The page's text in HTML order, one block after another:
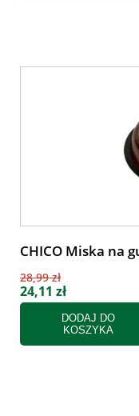
CHICO Miska na
28,99 zł
24,11 zł
DODAJ DO
KOSZYKA